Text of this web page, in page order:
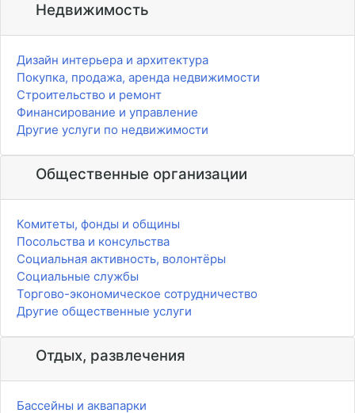
Недвижимость
Дизайн интерьера и архитектура
Покупка, продажа, аренда недвижимости
Строительство и ремонт
Финансирование и управление
Другие услуги по недвижимости
Общественные организации
Комитеты, фонды и общины
Посольства и консульства
Социальная активность, волонтёры
Социальные службы
Торгово-экономическое сотрудничество
Другие общественные услуги
Отдых, развлечения
Бассейны и аквапарки